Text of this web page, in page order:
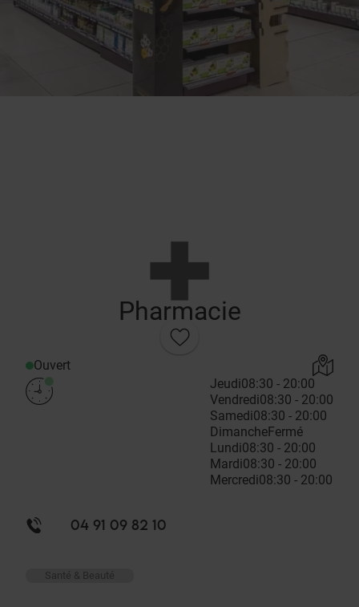
Pharmacie
Ouvert
Jeudi08:30 - 20:00
Vendredi08:30 - 20:00
Samedi08:30 - 20:00
DimancheFermé
Lundi08:30 - 20:00
Mardi08:30 - 20:00
Mercredi08:30 - 20:00
04 91 09 82 10
Santé & Beauté